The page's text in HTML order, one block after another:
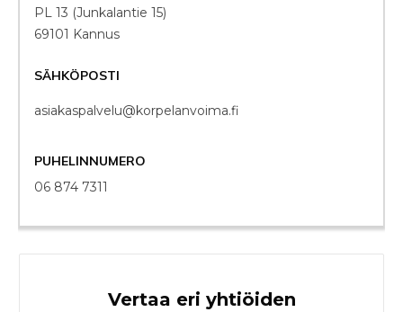
PL 13 (Junkalantie 15)
69101 Kannus
SÄHKÖPOSTI
asiakaspalvelu@korpelanvoima.fi
PUHELINNUMERO
06 874 7311
Vertaa eri yhtiöiden